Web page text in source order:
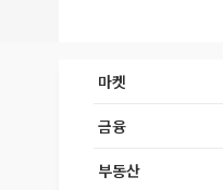
마켓
금융
부동산